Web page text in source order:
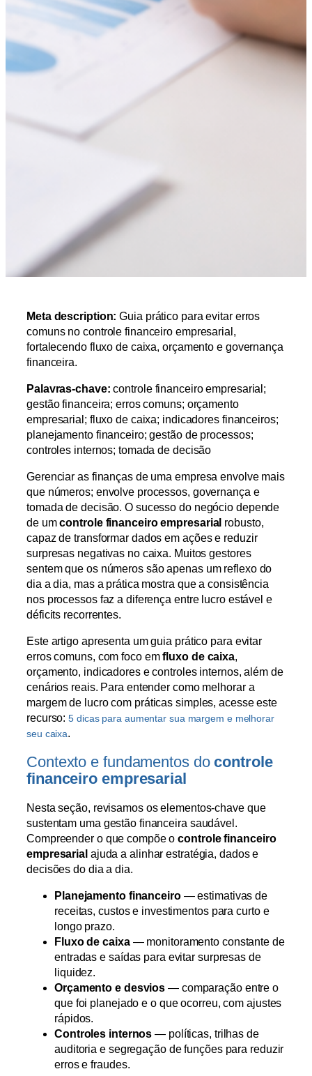
Meta description: Guia prático para evitar erros
comuns no controle financeiro empresarial,
fortalecendo fluxo de caixa, orçamento e governança
financeira.
Palavras-chave: controle financeiro empresarial;
gestão financeira; erros comuns; orçamento
empresarial; fluxo de caixa; indicadores financeiros;
planejamento financeiro; gestão de processos;
controles internos; tomada de decisão
Gerenciar as finanças de uma empresa envolve mais
que números; envolve processos, governança e
tomada de decisão. O sucesso do negócio depende
de umcontrole financeiro empresarial robusto,
capaz de transformar dados em ações e reduzir
surpresas negativas no caixa. Muitos gestores
sentem que os números são apenas um reflexo do
dia a dia, mas a prática mostra que a consistência
nos processos faz a diferença entre lucro estável e
déficits recorrentes.
Este artigo apresenta um guia prático para evitar
erros comuns, com foco emfluxo de caixa,
orçamento, indicadores e controles internos, além de
cenários reais. Para entender como melhorar a
margem de lucro com práticas simples, acesse este
recurso:5 dicas para aumentar sua margem e melhorar
seu caixa.
Contexto e fundamentos docontrole
financeiro empresarial
Nesta seção, revisamos os elementos-chave que
sustentam uma gestão financeira saudável.
Compreender o que compõe ocontrole financeiro
empresarial ajuda a alinhar estratégia, dados e
decisões do dia a dia.
Planejamento financeiro— estimativas de
receitas, custos e investimentos para curto e
longo prazo.
Fluxo de caixa— monitoramento constante de
entradas e saídas para evitar surpresas de
liquidez.
Orçamento e desvios — comparação entre o
que foi planejado e o que ocorreu, com ajustes
rápidos.
Controles internos — políticas, trilhas de
auditoria e segregação de funções para reduzir
erros e fraudes.